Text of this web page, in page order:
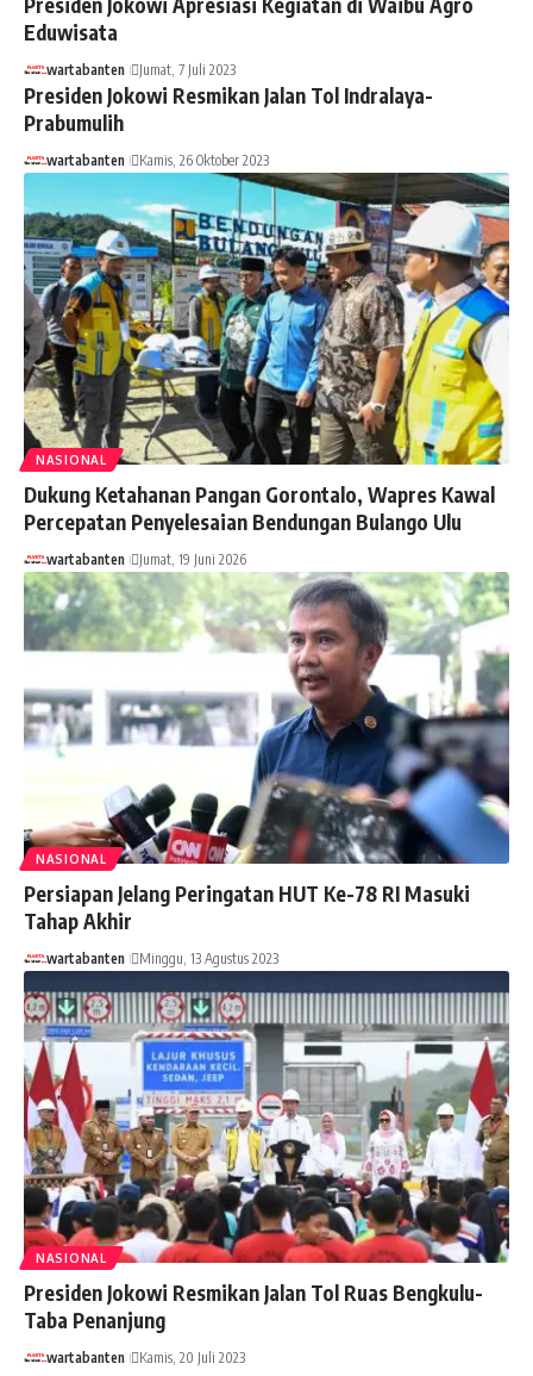
Eduwisata
wartabanten Jumat, 7 Juli 2023
Presiden Jokowi Resmikan Jalan Tol Indralaya-
Prabumulih
wartabanten Kamis, 26 Oktober 2023
NASIONAL
Dukung Ketahanan Pangan Gorontalo, Wapres Kawal
Percepatan Penyelesaian Bendungan Bulango Ulu
wartabanten Jumat, 19 Juni 2026
NASIONAL
Persiapan Jelang Peringatan HUT Ke-78 RI Masuki
Tahap Akhir
wartabanten Minggu, 13 Agustus 2023
NASIONAL
Presiden Jokowi Resmikan Jalan Tol Ruas Bengkulu-
Taba Penanjung
wartabanten Kamis, 20 Juli 2023